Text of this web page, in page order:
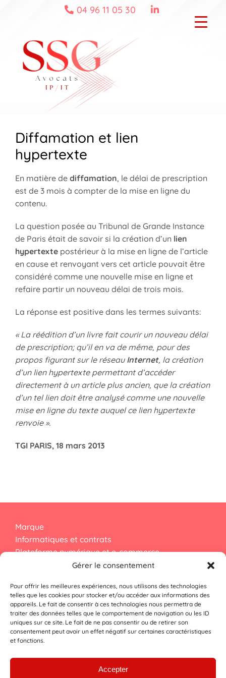
Gérer le consentement
Pour offrir les meilleures expériences, nous utilisons des technologies
telles que les cookies pour stocker et/ou accéder aux informations des
appareils. Le fait de consentir à ces technologies nous permettra de
traiter des données telles que le comportement de navigation ou les ID
uniques sur ce site. Le fait de ne pas consentir ou de retirer son
consentement peut avoir un effet négatif sur certaines caractéristiques
et fonctions.
Accepter
04 96 11 05 30
Diffamation et lien
hypertexte
En matière de diffamation, le délai de prescription
est de 3 mois à compter de la mise en ligne du
contenu.
La question posée au Tribunal de Grande Instance
de Paris était de savoir si la création d’un lien
hypertexte postérieur à la mise en ligne de l’article
en cause et renvoyant vers cet article pouvait être
considéré comme une nouvelle mise en ligne et
refaire partir un nouveau délai de trois mois.
La réponse est positive dans les termes suivants:
« La réédition d’un livre fait courir un nouveau délai
de prescription; qu’il en va de même, pour des
propos figurant sur le réseau Internet, la création
d’un lien hypertexte permettant d’accéder
directement à un article plus ancien, que la création
d’un tel lien doit être analysé comme une nouvelle
mise en ligne du texte auquel ce lien hypertexte
renvoie ».
TGI PARIS, 18 mars 2013
Marque
Informatiques et contrats
Plateforme numérique et e-commerce
Dessins et modèles
Données personnelles
Numérique et cybersécurité
FAQ